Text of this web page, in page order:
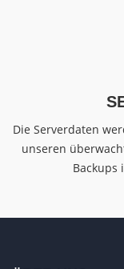
Die Serverdaten
unseren
Backups